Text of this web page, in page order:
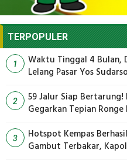
TERPOPULER
1
Waktu Tinggal 4 Bulan,
Lelang Pasar Yos Sudarso
2
59 Jalur Siap Bertarung!
Gegarkan Tepian Ronge
3
Hotspot Kempas
Gambut Terbakar,